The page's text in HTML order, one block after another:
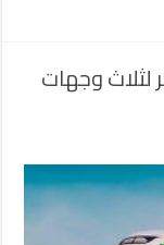
لثلاث وجهات